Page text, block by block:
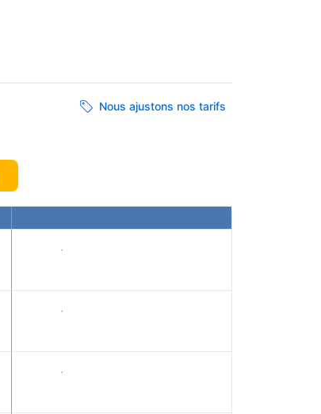
Nous ajustons nos tarifs
Voir les tarifs
Voir les tarifs
Voir les tarifs